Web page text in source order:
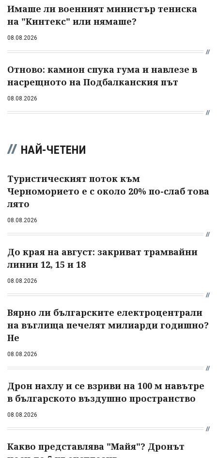
Имаше ли военният министър тениска
на "Кинтекс" или нямаше?
08.08.2026
Отново: камион спука гума и навлезе в
насрещното на Подбалканския път
08.08.2026
НАЙ-ЧЕТЕНИ
Туристическият поток към
Черноморието е с около 20% по-слаб това
лято
08.08.2026
До края на август: закриват трамвайни
линии 12, 15 и 18
08.08.2026
Вярно ли българските електроцентрали
на въглища печелят милиарди годишно?
Не
08.08.2026
Дрон нахлу и се взриви на 100 м навътре
в българското въздушно пространство
08.08.2026
Какво представлява "Майя"? Дронът